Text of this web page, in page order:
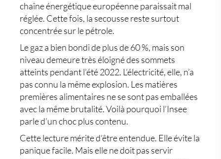
chaîne énergétique européenne paraissait mal
réglée. Cette fois, la secousse reste surtout
concentrée sur le pétrole.
Le gaz a bien bondi de plus de 60 %, mais son
niveau demeure très éloigné des sommets
atteints pendant l’été 2022. L’électricité, elle, n’a
pas connu la même explosion. Les matières
premières alimentaires ne se sont pas emballées
avec la même brutalité. Voilà pourquoi l’Insee
parle d’un choc plus contenu.
Cette lecture mérite d’être entendue. Elle évite la
panique facile. Mais elle ne doit pas servir